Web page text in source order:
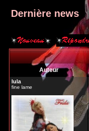
Dernière news
Auteur
lula
fine lame